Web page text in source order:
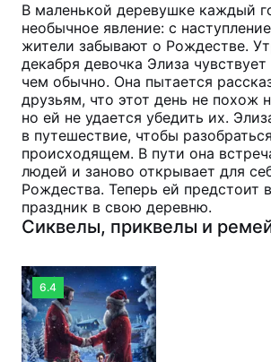
В маленькой деревушке каждый
необычное явление: с
жители забывают о Рождестве.
декабря девочка Элиза чувствует
чем обычно. Она пытается
друзьям, что этот день не похож
но ей не удается убедить их.
в путешествие, чтобы
происходящем. В пути она
людей и заново открывает для
Рождества. Теперь ей предстоит
праздник в свою деревню.
Сиквелы, приквелы и
6.4